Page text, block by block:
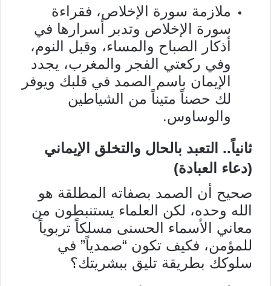
ملازمة سورة الإخلاص، فقراءة
سورة الإخلاص وتدبر أسرارها في
أذكار الصباح والمساء، وقبل النوم،
وفي ركعتي الفجر والمغرب، يجدد
الإيمان باسم الصمد في قلبك ويوفر
لك حصناً متيناً من الشياطين
والوساوس.
ثانياً.. التعبد بالحال والتخلق الإيماني
(دعاء العبادة)
صحيح أن الصمد بصفاته المطلقة هو
الله وحده، لكن العلماء يستنبطون من
معاني الأسماء الحسنى مسلكاً تربوياً
للمؤمن، فكيف تكون “صمدياً” في
سلوكك بطريقة تليق ببشريتك؟